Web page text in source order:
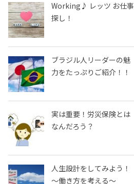
Working♪ レッツ お仕事
探し！
ブラジル人リーダーの魅
力をたっぷりご紹介！！
実は重要！労災保険とは
なんだろう？
人生設計をしてみよう！
～働き方を考える～